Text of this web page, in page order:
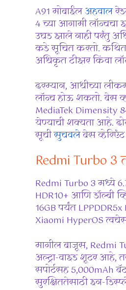
A91 मोबाईलअहवाल
4 च्या आगामी
उघड झाले नाही परंतु
कडे सूचित करतो. कथित
अधिकृत टीझर किंवा
दरम्यान, आधीच्या
लॉन्च होऊ शकतो. बेस
MediaTek Dimensity
येण्याची शक्यता आहे.
सूचीसुचवलेबेस व्हेरिएंट
Redmi Turbo
Redmi Turbo 3 मध्ये
HDR10+ आणि डॉल्बी
16GB पर्यंत
Xiaomi HyperOS
मागील बाजूस, Redmi
अल्ट्रा-वाइड शूटर आहे,
सपोर्टसह 5,000mAh
सुरक्षिततेसाठी इन-